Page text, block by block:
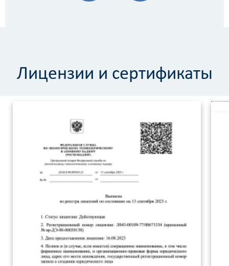
Лицензии и сертификаты